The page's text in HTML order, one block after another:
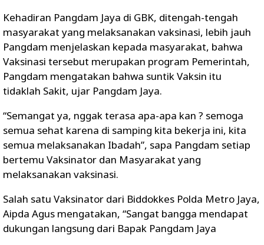
Kehadiran Pangdam Jaya di GBK, ditengah-tengah
masyarakat yang melaksanakan vaksinasi, lebih jauh
Pangdam menjelaskan kepada masyarakat, bahwa
Vaksinasi tersebut merupakan program Pemerintah,
Pangdam mengatakan bahwa suntik Vaksin itu
tidaklah Sakit, ujar Pangdam Jaya.
“Semangat ya, nggak terasa apa-apa kan ? semoga
semua sehat karena di samping kita bekerja ini, kita
semua melaksanakan Ibadah”, sapa Pangdam setiap
bertemu Vaksinator dan Masyarakat yang
melaksanakan vaksinasi.
Salah satu Vaksinator dari Biddokkes Polda Metro Jaya,
Aipda Agus mengatakan, “Sangat bangga mendapat
dukungan langsung dari Bapak Pangdam Jaya